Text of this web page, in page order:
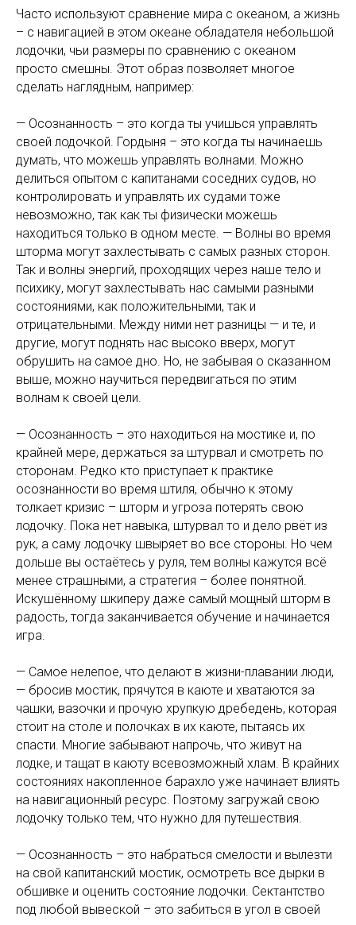
Часто используют сравнение мира с океаном, а жизнь
– с навигацией в этом океане обладателя небольшой
лодочки, чьи размеры по сравнению с океаном
просто смешны. Этот образ позволяет многое
сделать наглядным, например:
— Осознанность – это когда ты учишься управлять
своей лодочкой. Гордыня – это когда ты начинаешь
думать, что можешь управлять волнами. Можно
делиться опытом с капитанами соседних судов, но
контролировать и управлять их судами тоже
невозможно, так как ты физически можешь
находиться только в одном месте. — Волны во время
шторма могут захлестывать с самых разных сторон.
Так и волны энергий, проходящих через наше тело и
психику, могут захлестывать нас самыми разными
состояниями, как положительными, так и
отрицательными. Между ними нет разницы — и те, и
другие, могут поднять нас высоко вверх, могут
обрушить на самое дно. Но, не забывая о сказанном
выше, можно научиться передвигаться по этим
волнам к своей цели.
— Осознанность – это находиться на мостике и, по
крайней мере, держаться за штурвал и смотреть по
сторонам. Редко кто приступает к практике
осознанности во время штиля, обычно к этому
толкает кризис – шторм и угроза потерять свою
лодочку. Пока нет навыка, штурвал то и дело рвёт из
рук, а саму лодочку швыряет во все стороны. Но чем
дольше вы остаётесь у руля, тем волны кажутся всё
менее страшными, а стратегия – более понятной.
Искушённому шкиперу даже самый мощный шторм в
радость, тогда заканчивается обучение и начинается
игра.
— Самое нелепое, что делают в жизни-плавании люди,
— бросив мостик, прячутся в каюте и хватаются за
чашки, вазочки и прочую хрупкую дребедень, которая
стоит на столе и полочках в их каюте, пытаясь их
спасти. Многие забывают напрочь, что живут на
лодке, и тащат в каюту всевозможный хлам. В крайних
состояниях накопленное барахло уже начинает влиять
на навигационный ресурс. Поэтому загружай свою
лодочку только тем, что нужно для путешествия.
— Осознанность – это набраться смелости и вылезти
на свой капитанский мостик, осмотреть все дырки в
обшивке и оценить состояние лодочки. Сектантство
под любой вывеской – это забиться в угол в своей